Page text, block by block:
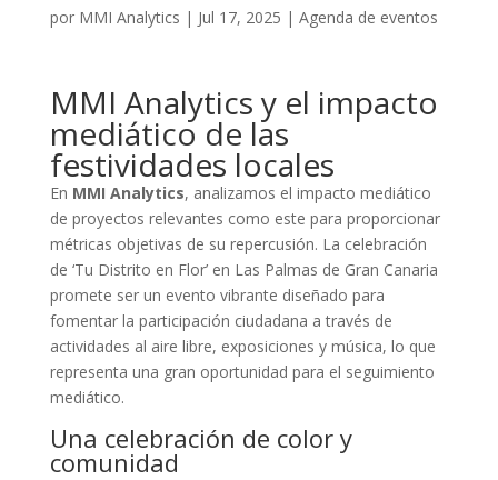
por MMI Analytics | Jul 17, 2025 | Agenda de eventos
MMI Analytics y el impacto
mediático de las
festividades locales
En MMI Analytics, analizamos el impacto mediático
de proyectos relevantes como este para proporcionar
métricas objetivas de su repercusión. La celebración
de ‘Tu Distrito en Flor’ en Las Palmas de Gran Canaria
promete ser un evento vibrante diseñado para
fomentar la participación ciudadana a través de
actividades al aire libre, exposiciones y música, lo que
representa una gran oportunidad para el seguimiento
mediático.
Una celebración de color y
comunidad